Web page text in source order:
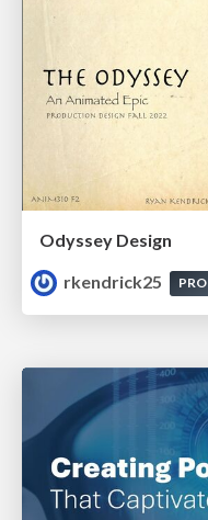
Odyssey Design
rkendrick25
PRO